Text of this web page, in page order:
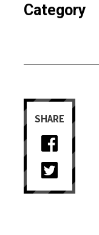
Category
SHARE